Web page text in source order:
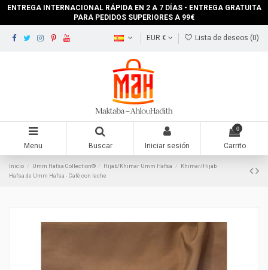
ENTREGA INTERNACIONAL RÁPIDA EN 2 A 7 DÍAS - ENTREGA GRATUITA
PARA PEDIDOS SUPERIORES A 99€
EUR € Lista de deseos (0)
Menu Buscar Iniciar sesión
0
Carrito
Inicio Umm Hafsa Collection® Hijab/Khimar Umm Hafsa
Khimar/Hijab
Hafsa de Umm Hafsa - Café con leche